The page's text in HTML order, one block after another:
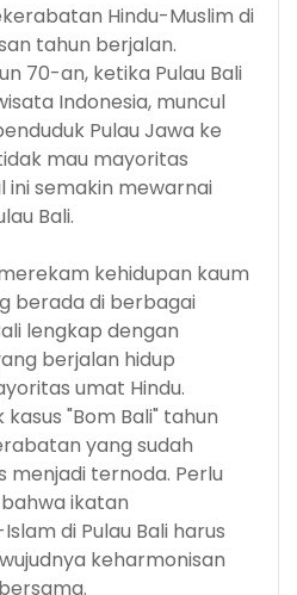
Hindu-Muslim di
tahun berjalan.
70-an, ketika Pulau Bali
Indonesia, muncul
Pulau Jawa ke
mau mayoritas
ini semakin mewarnai
Bali.
kehidupan kaum
berada di berbagai
lengkap dengan
berjalan hidup
umat Hindu.
"Bom Bali" tahun
yang sudah
menjadi ternoda. Perlu
ikatan
di Pulau Bali harus
keharmonisan